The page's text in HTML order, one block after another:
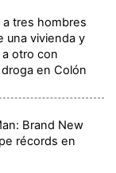
a tres hombres
una vivienda y
otro con
en Colón
Brand New
récords en